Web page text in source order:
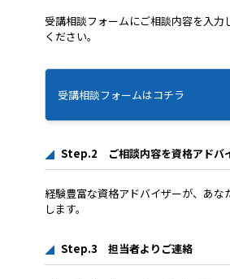
受講相談フォームにご相談内容を入力
ください。
受講相談フォームはコチラ
Step.2 ご相談内容を資格アドバ
経験豊富な資格アドバイザーが、あな
します。
Step.3 担当者よりご連絡